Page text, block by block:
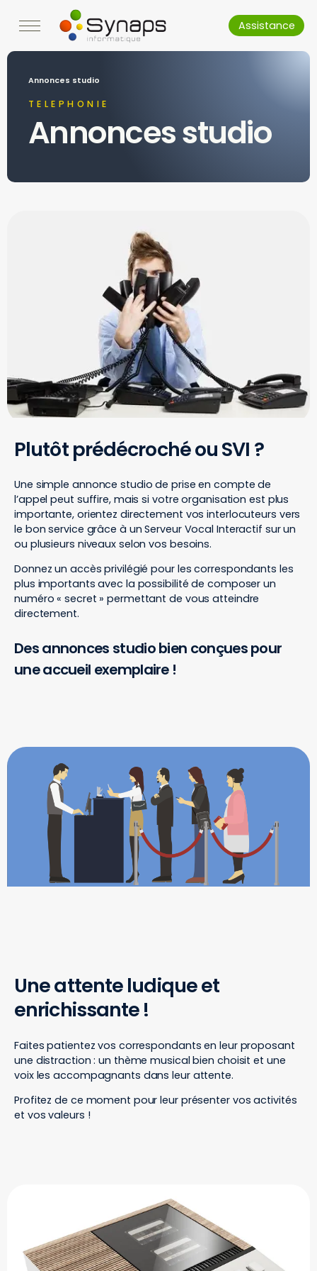
Assistance
Annonces studio
TELEPHONIE
Annonces studio
Plutôt prédécroché ou SVI ?
Une simple annonce studio de prise en compte de
l’appel peut suffire, mais si votre organisation est plus
importante, orientez directement vos interlocuteurs vers
le bon service grâce à un Serveur Vocal Interactif sur un
ou plusieurs niveaux selon vos besoins.
Donnez un accès privilégié pour les correspondants les
plus importants avec la possibilité de composer un
numéro « secret » permettant de vous atteindre
directement.
Des annonces studio bien conçues pour
une accueil exemplaire !
Une attente ludique et
enrichissante !
Faites patientez vos correspondants en leur proposant
une distraction : un thème musical bien choisit et une
voix les accompagnants dans leur attente.
Profitez de ce moment pour leur présenter vos activités
et vos valeurs !